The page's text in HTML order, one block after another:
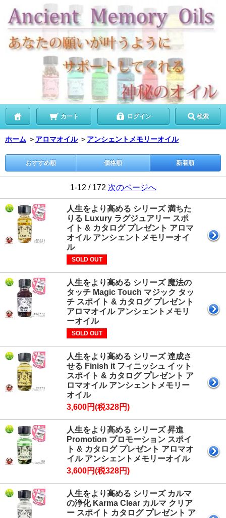
カート ログイン 検索
ホーム ＞ アロマオイル ＞ アンシェントメモリーオイル
おすすめ順 価格順 新着順
1-12 / 172 次のページへ
人生をより高める シリーズ 満ちた
りる Luxury ラグジュアリー スポ
イト & カタログ プレゼント アロマ
オイル アンシェントメモリーオイ
ル
SOLD OUT
人生をより高める シリーズ 魔法の
タッチ Magic Touch マジック タッ
チ スポイト & カタログ プレゼント
アロマオイル アンシェントメモリ
ーオイル
SOLD OUT
人生をより高める シリーズ 達成さ
せる Finish it フィニッシュ イット
スポイト & カタログ プレゼント ア
ロマオイル アンシェントメモリー
オイル
3,600円(税328円)
人生をより高める シリーズ 昇進
Promotion プロモーション スポイ
ト & カタログ プレゼント アロマオ
イル アンシェントメモリーオイル
3,600円(税328円)
人生をより高める シリーズ カルマ
の浄化 Karma Clear カルマ クリア
ー スポイト カタログ プレゼント ア